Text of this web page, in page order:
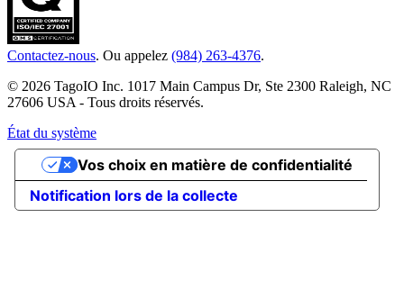
Contactez-nous. Ou appelez (984) 263-4376.
© 2026 TagoIO Inc. 1017 Main Campus Dr, Ste 2300 Raleigh, NC
27606 USA - Tous droits réservés.
État du système
Notification lors de la collecte
Vos choix en matière de confidentialité